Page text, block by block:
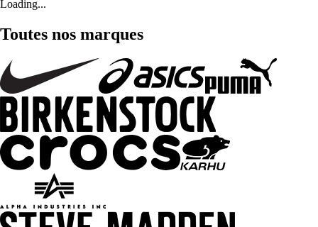
Loading...
Toutes nos marques